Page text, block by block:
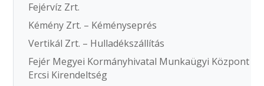
Fejérvíz Zrt.
Kémény Zrt. – Kéményseprés
Vertikál Zrt. – Hulladékszállítás
Fejér Megyei Kormányhivatal Munkaügyi Központ
Ercsi Kirendeltség